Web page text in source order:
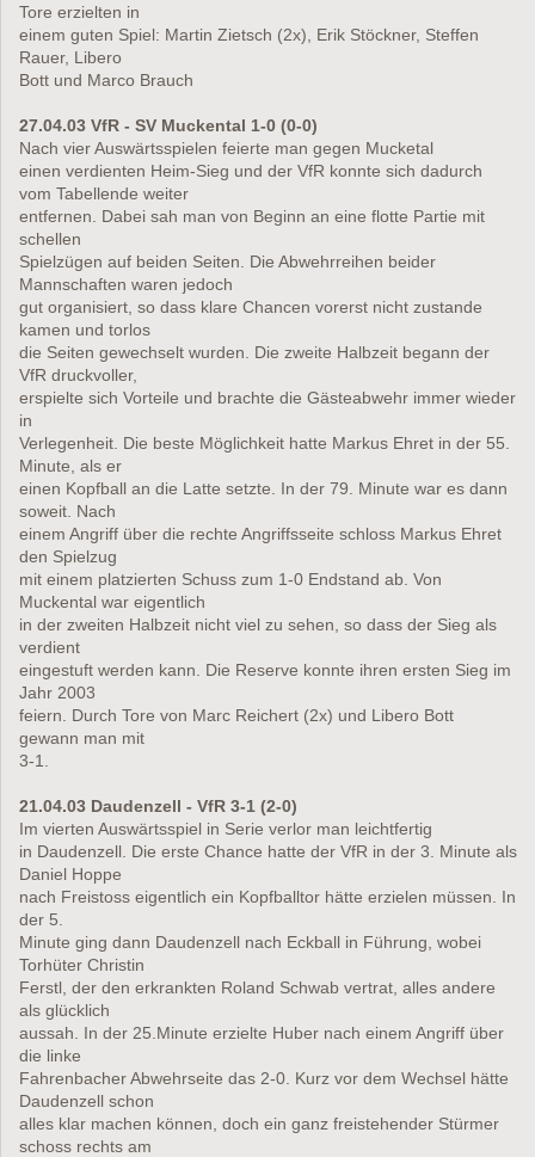
Tore erzielten in
einem guten Spiel: Martin Zietsch (2x), Erik Stöckner, Steffen
Rauer, Libero
Bott und Marco Brauch
27.04.03 VfR - SV Muckental 1-0 (0-0)
Nach vier Auswärtsspielen feierte man gegen Mucketal
einen verdienten Heim-Sieg und der VfR konnte sich dadurch
vom Tabellende weiter
entfernen. Dabei sah man von Beginn an eine flotte Partie mit
schellen
Spielzügen auf beiden Seiten. Die Abwehrreihen beider
Mannschaften waren jedoch
gut organisiert, so dass klare Chancen vorerst nicht zustande
kamen und torlos
die Seiten gewechselt wurden. Die zweite Halbzeit begann der
VfR druckvoller,
erspielte sich Vorteile und brachte die Gästeabwehr immer wieder
in
Verlegenheit. Die beste Möglichkeit hatte Markus Ehret in der 55.
Minute, als er
einen Kopfball an die Latte setzte. In der 79. Minute war es dann
soweit. Nach
einem Angriff über die rechte Angriffsseite schloss Markus Ehret
den Spielzug
mit einem platzierten Schuss zum 1-0 Endstand ab. Von
Muckental war eigentlich
in der zweiten Halbzeit nicht viel zu sehen, so dass der Sieg als
verdient
eingestuft werden kann. Die Reserve konnte ihren ersten Sieg im
Jahr 2003
feiern. Durch Tore von Marc Reichert (2x) und Libero Bott
gewann man mit
3-1.
21.04.03 Daudenzell - VfR 3-1 (2-0)
Im vierten Auswärtsspiel in Serie verlor man leichtfertig
in Daudenzell. Die erste Chance hatte der VfR in der 3. Minute als
Daniel Hoppe
nach Freistoss eigentlich ein Kopfballtor hätte erzielen müssen. In
der 5.
Minute ging dann Daudenzell nach Eckball in Führung, wobei
Torhüter Christin
Ferstl, der den erkrankten Roland Schwab vertrat, alles andere
als glücklich
aussah. In der 25.Minute erzielte Huber nach einem Angriff über
die linke
Fahrenbacher Abwehrseite das 2-0. Kurz vor dem Wechsel hätte
Daudenzell schon
alles klar machen können, doch ein ganz freistehender Stürmer
schoss rechts am